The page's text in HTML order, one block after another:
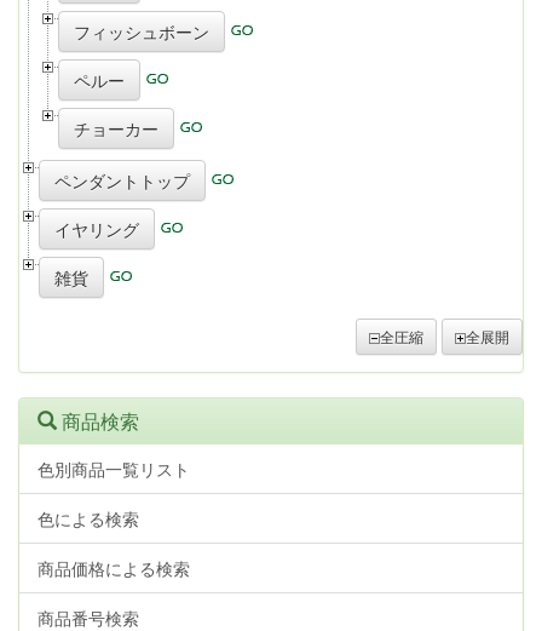
フィッシュボーン
ペルー
チョーカー
ペンダントトップ
イヤリング
雑貨
全圧縮 全展開
商品検索
色別商品一覧リスト
色による検索
商品価格による検索
商品番号検索